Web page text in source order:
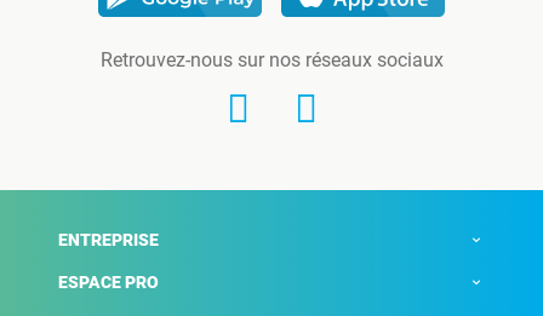
Retrouvez-nous sur nos réseaux sociaux
ENTREPRISE
ESPACE PRO